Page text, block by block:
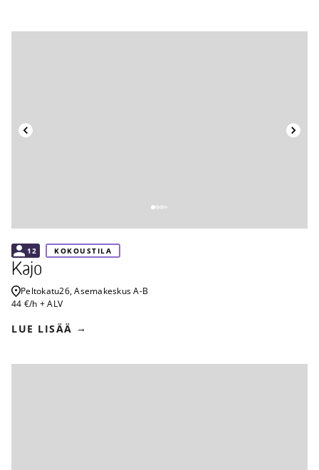
12 KOKOUSTILA
Kajo
Peltokatu26, Asemakeskus A-B
44 €/h + ALV
LUE LISÄÄ